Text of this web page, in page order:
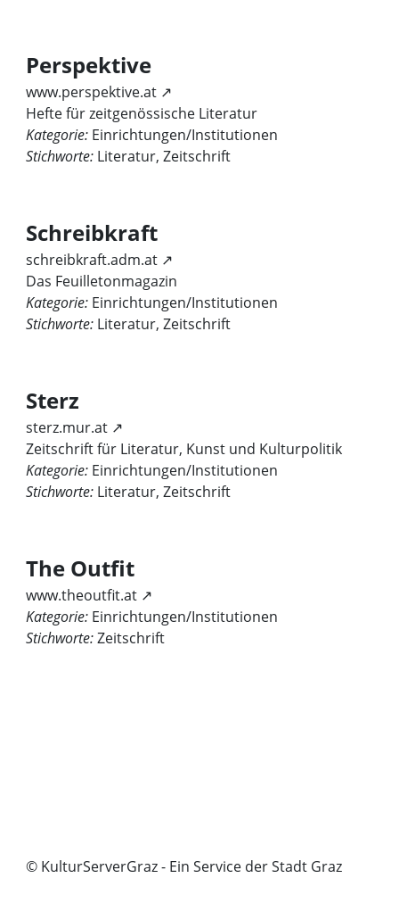
Perspektive
www.perspektive.at ↗
Hefte für zeitgenössische Literatur
Kategorie: Einrichtungen/Institutionen
Stichworte: Literatur, Zeitschrift
Schreibkraft
schreibkraft.adm.at ↗
Das Feuilletonmagazin
Kategorie: Einrichtungen/Institutionen
Stichworte: Literatur, Zeitschrift
Sterz
sterz.mur.at ↗
Zeitschrift für Literatur, Kunst und Kulturpolitik
Kategorie: Einrichtungen/Institutionen
Stichworte: Literatur, Zeitschrift
The Outfit
www.theoutfit.at ↗
Kategorie: Einrichtungen/Institutionen
Stichworte:Zeitschrift
© KulturServerGraz - Ein Service der Stadt Graz